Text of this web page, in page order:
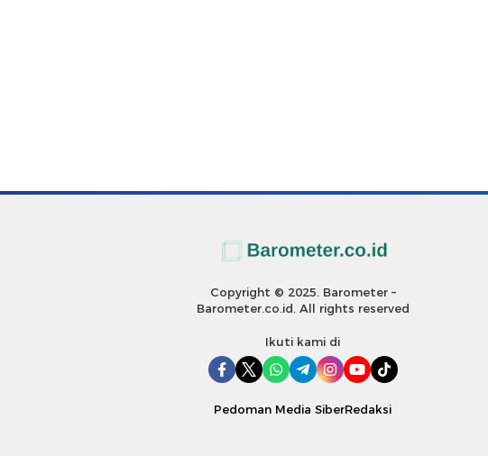
Copyright © 2025. Barometer –
Barometer.co.id. All rights reserved
Ikuti kami di
Pedoman Media SiberRedaksi